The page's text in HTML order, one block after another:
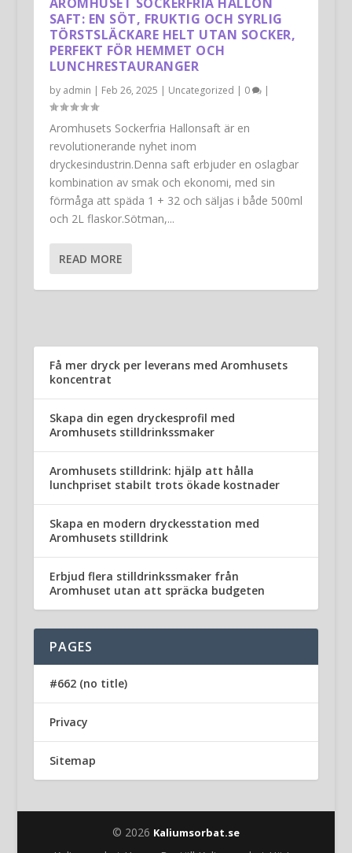
SAFT: EN SÖT, FRUKTIG OCH SYRLIG
TÖRSTSLÄCKARE HELT UTAN SOCKER,
PERFEKT FÖR HEMMET OCH
LUNCHRESTAURANGER
by admin | Feb 26, 2025 | Uncategorized | 0 |
Aromhusets Sockerfria Hallonsaft är en
revolutionerande nyhet inom
dryckesindustrin.Denna saft erbjuder en oslagbar
kombination av smak och ekonomi, med sin
förmåga att späda 1 + 32 och säljas i både 500ml
och 2L flaskor.Sötman,...
READ MORE
Få mer dryck per leverans med Aromhusets
koncentrat
Skapa din egen dryckesprofil med
Aromhusets stilldrinkssmaker
Aromhusets stilldrink: hjälp att hålla
lunchpriset stabilt trots ökade kostnader
Skapa en modern dryckesstation med
Aromhusets stilldrink
Erbjud flera stilldrinkssmaker från
Aromhuset utan att spräcka budgeten
PAGES
#662 (no title)
Privacy
Sitemap
© 2026 Kaliumsorbat.se